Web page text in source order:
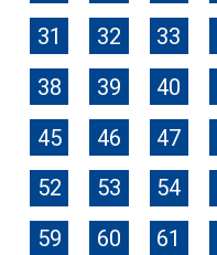
31
32 33
38
39 40
45
46 47
52
53 54
59
60 61